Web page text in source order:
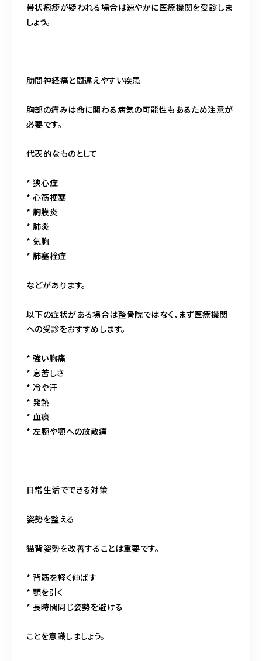
帯状疱疹が疑われる場合は速やかに医療機関を受診しま
しょう。
肋間神経痛と間違えやすい疾患
胸部の痛みは命に関わる病気の可能性もあるため注意が
必要です。
代表的なものとして
* 狭心症
* 心筋梗塞
* 胸膜炎
* 肺炎
* 気胸
* 肺塞栓症
などがあります。
以下の症状がある場合は整骨院ではなく、まず医療機関
への受診をおすすめします。
* 強い胸痛
* 息苦しさ
* 冷や汗
* 発熱
* 血痰
* 左腕や顎への放散痛
日常生活でできる対策
姿勢を整える
猫背姿勢を改善することは重要です。
* 背筋を軽く伸ばす
* 顎を引く
* 長時間同じ姿勢を避ける
ことを意識しましょう。